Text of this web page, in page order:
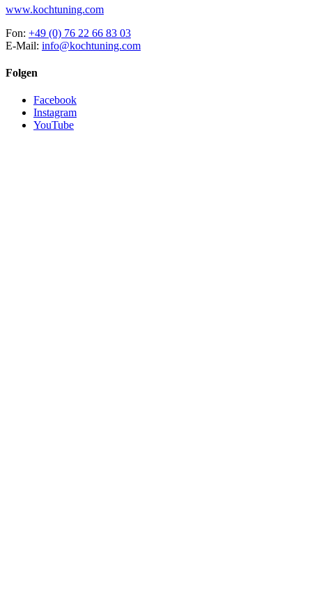
www.kochtuning.com
Fon: +49 (0) 76 22 66 83 03
E-Mail: info@kochtuning.com
Folgen
Facebook
Instagram
YouTube